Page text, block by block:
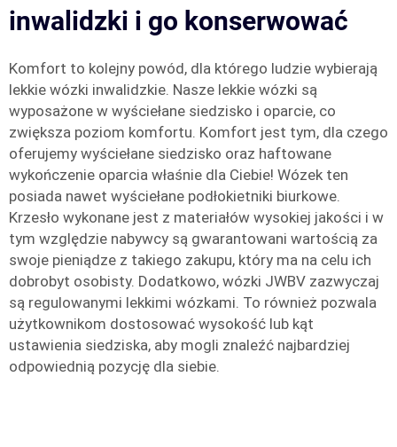
inwalidzki i go konserwować
Komfort to kolejny powód, dla którego ludzie wybierają
lekkie wózki inwalidzkie. Nasze lekkie wózki są
wyposażone w wyściełane siedzisko i oparcie, co
zwiększa poziom komfortu. Komfort jest tym, dla czego
oferujemy wyściełane siedzisko oraz haftowane
wykończenie oparcia właśnie dla Ciebie! Wózek ten
posiada nawet wyściełane podłokietniki biurkowe.
Krzesło wykonane jest z materiałów wysokiej jakości i w
tym względzie nabywcy są gwarantowani wartością za
swoje pieniądze z takiego zakupu, który ma na celu ich
dobrobyt osobisty. Dodatkowo, wózki JWBV zazwyczaj
są regulowanymi lekkimi wózkami. To również pozwala
użytkownikom dostosować wysokość lub kąt
ustawienia siedziska, aby mogli znaleźć najbardziej
odpowiednią pozycję dla siebie.